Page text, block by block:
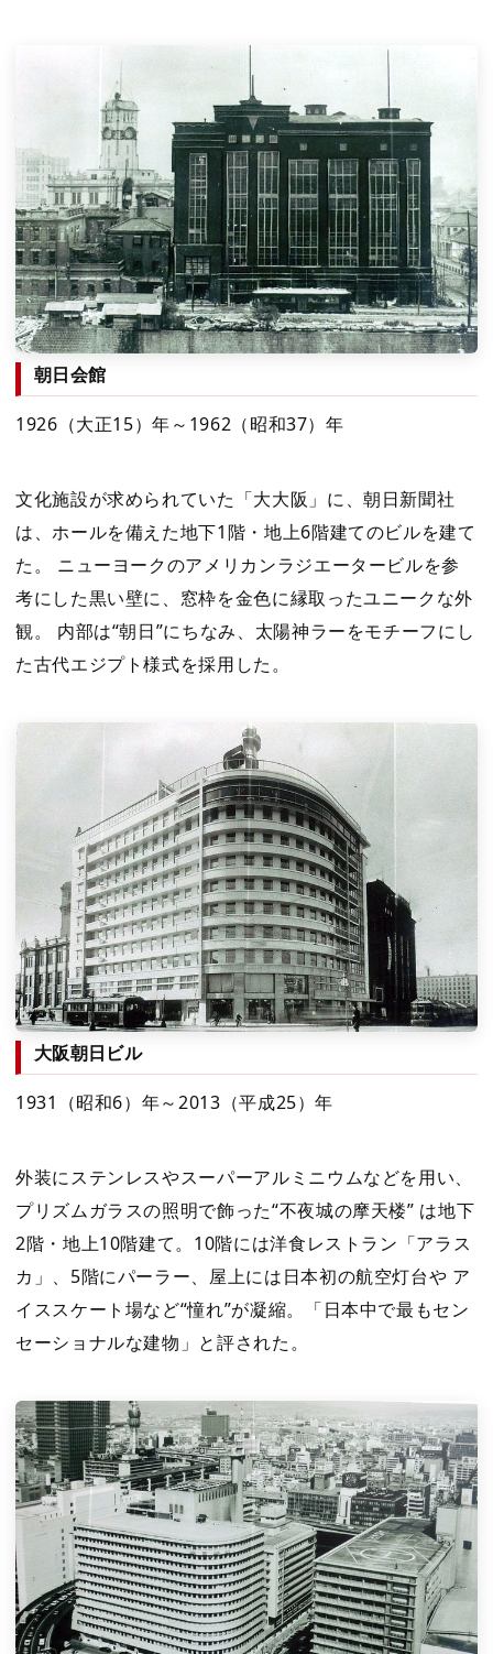
朝日会館
1926（大正15）年～1962（昭和37）年
文化施設が求められていた「大大阪」に、朝日新聞社
は、ホールを備えた地下1階・地上6階建てのビルを建て
た。 ニューヨークのアメリカンラジエータービルを参
考にした黒い壁に、窓枠を金色に縁取ったユニークな外
観。 内部は“朝日”にちなみ、太陽神ラーをモチーフにし
た古代エジプト様式を採用した。
大阪朝日ビル
1931（昭和6）年～2013（平成25）年
外装にステンレスやスーパーアルミニウムなどを用い、
プリズムガラスの照明で飾った“不夜城の摩天楼” は地下
2階・地上10階建て。10階には洋食レストラン「アラス
カ」、5階にパーラー、屋上には日本初の航空灯台や ア
イススケート場など“憧れ”が凝縮。「日本中で最もセン
セーショナルな建物」と評された。